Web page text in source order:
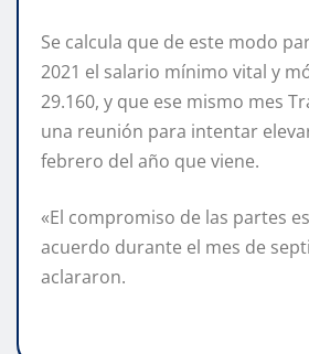
Se calcula que de este modo
2021 el salario mínimo vital y
29.160, y que ese mismo mes
una reunión para intentar
febrero del año que viene.
«El compromiso de las partes
acuerdo durante el mes de
aclararon.